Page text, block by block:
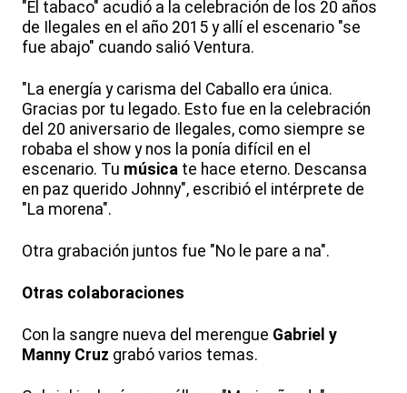
"El tabaco" acudió a la celebración de los 20 años
de Ilegales en el año 2015 y allí el escenario "se
fue abajo" cuando salió Ventura.
"La energía y carisma del Caballo era única.
Gracias por tu legado. Esto fue en la celebración
del 20 aniversario de Ilegales, como siempre se
robaba el show y nos la ponía difícil en el
escenario. Tu música te hace eterno. Descansa
en paz querido Johnny", escribió el intérprete de
"La morena".
Otra grabación juntos fue "No le pare a na".
Otras colaboraciones
Con la sangre nueva del merengue Gabriel y
Manny Cruz grabó varios temas.